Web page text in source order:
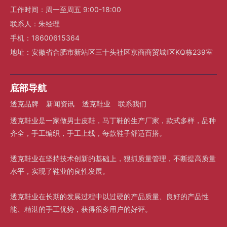
工作时间：周一至周五 9:00-18:00
联系人：朱经理
手机：18600615364
地址：安徽省合肥市新站区三十头社区京商商贸城I区KQ栋239室
底部导航
透克品牌 新闻资讯 透克鞋业
联系我们
透克鞋业是一家做男士皮鞋，马丁鞋的生产厂家，款式多样，品种
齐全，手工编织，手工上线，每款鞋子舒适百搭。
透克鞋业在坚持技术创新的基础上，狠抓质量管理，不断提高质量
水平，实现了鞋业的良性发展。
透克鞋业在长期的发展过程中以过硬的产品质量、良好的产品性
能、精湛的手工优势，获得很多用户的好评。